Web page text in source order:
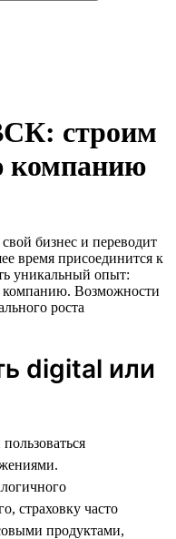
строим
компанию
свой бизнес и переводит
время присоединится к
уникальный опыт:
компанию. Возможности
роста
digital или
страховку часто
продуктами,